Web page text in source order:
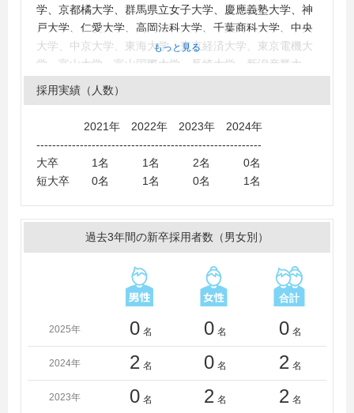
学、京都橘大学、群馬県立女子大学、慶應義塾大学、神
戸大学、仁愛大学、高岡法科大学、千葉商科大学、中央
大学、中京大学、東海大学、東京経済大学、東京電機大
学、富山大学、富山国際大学、長崎大学、新潟産業大
学、日本大学、明治大学、立命館大学、大阪産業大学
＜短大・高専・専門学校＞
もっと見る
採用実績（人数）
2021年 2022年 2023年 2024年
---------------------------------------------------------
大卒 1名 1名 2名 0名
短大卒 0名 1名 0名 1名
過去3年間の新卒採用者数（男女別）
2025年 0 名 0 名 0 名
2024年 2 名 0 名 2 名
2023年 0 名 2 名 2 名